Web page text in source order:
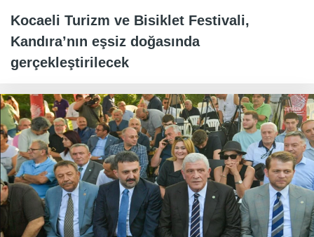
Kocaeli Turizm ve Bisiklet Festivali,
Kandıra’nın eşsiz doğasında
gerçekleştirilecek